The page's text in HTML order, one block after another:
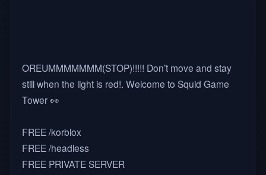
OREUMMMMMMM(STOP)!!!!! Don’t move and stay
still when the light is red!. Welcome to Squid Game
Tower 👀
FREE /korblox
FREE /headless
FREE PRIVATE SERVER